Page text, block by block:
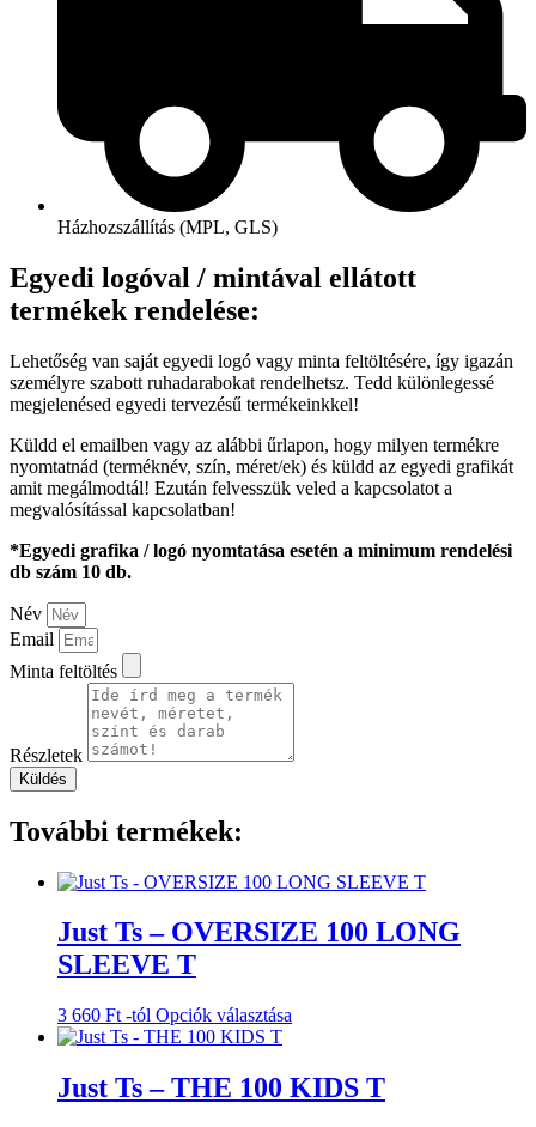
Házhozszállítás (MPL, GLS)
Egyedi logóval / mintával ellátott
termékek rendelése:
Lehetőség van saját egyedi logó vagy minta feltöltésére, így igazán
személyre szabott ruhadarabokat rendelhetsz. Tedd különlegessé
megjelenésed egyedi tervezésű termékeinkkel!
Küldd el emailben vagy az alábbi űrlapon, hogy milyen termékre
nyomtatnád (terméknév, szín, méret/ek) és küldd az egyedi grafikát
amit megálmodtál! Ezután felvesszük veled a kapcsolatot a
megvalósítással kapcsolatban!
*Egyedi grafika / logó nyomtatása esetén a minimum rendelési
db szám 10 db.
Név
Email
Minta feltöltés
Részletek
Küldés
További termékek:
Just Ts – OVERSIZE 100 LONG
SLEEVE T
3 660 Ft -tól Opciók választása
több
variációja
Just Ts – THE 100 KIDS T